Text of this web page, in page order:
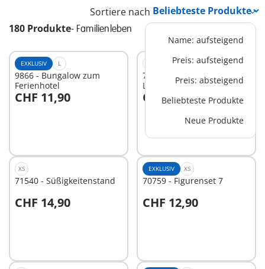
180 Produkte- Familienleben
Sortiere nach
Name: aufsteigend
Preis: aufsteigend
Preis: absteigend
Beliebteste Produkte
Neue Produkte
EXKLUSIV L
9866 - Bungalow zum
Ferienhotel
CHF 11,90
In den Warenkorb
71511 - Büchertausch für
Leseratten
CHF 17,90
In den Warenkorb
XS
71540 - Süßigkeitenstand
CHF 14,90
In den Warenkorb
EXKLUSIV XS
70759 - Figurenset 7
CHF 12,90
In den Warenkorb